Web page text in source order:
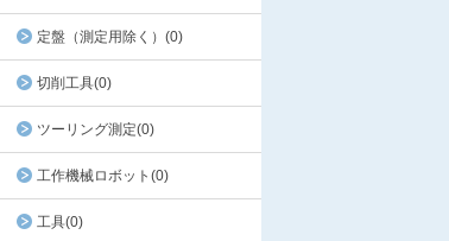
定盤（測定用除く）(0)
切削工具(0)
ツーリング測定(0)
工作機械ロボット(0)
工具(0)